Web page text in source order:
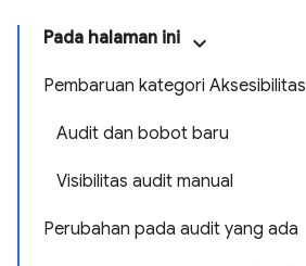
Pada halaman ini
Pembaruan kategori Aksesibilitas
Audit dan bobot baru
Visibilitas audit manual
Perubahan pada audit yang ada